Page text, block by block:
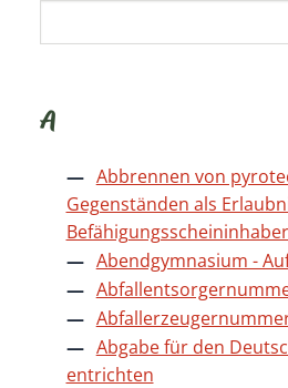
A
Abbrennen von
Gegenständen als
Abendgymnasium -
Abgabe für den
entrichten